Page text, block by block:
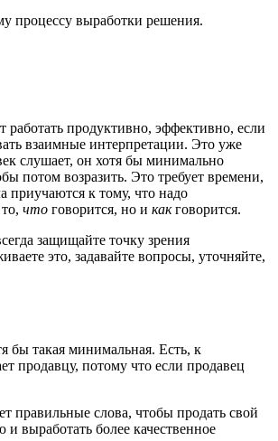
процессу выработки решения.
продуктивно, эффективно, если
взаимные интерпретации. Это уже
слушает, он хотя бы минимально
потом возразить. Это требует времени,
приучаются к тому, что надо
что говорится, но и какговорится.
защищайте точку зрения
это, задавайте вопросы, уточняйте,
бы такая минимальная. Есть, к
продавцу, потому что если продавец
правильные слова, чтобы продать свой
выработать более качественное